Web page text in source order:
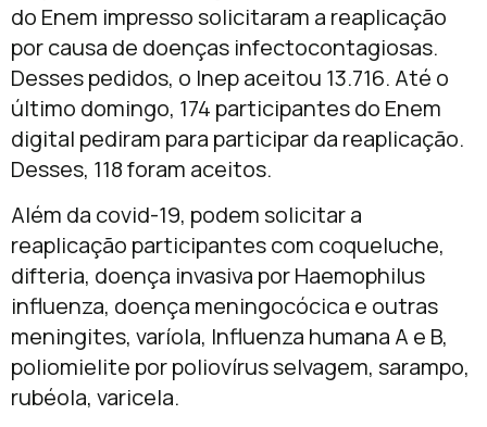
do Enem impresso solicitaram a reaplicação
por causa de doenças infectocontagiosas.
Desses pedidos, o Inep aceitou 13.716. Até o
último domingo, 174 participantes do Enem
digital pediram para participar da reaplicação.
Desses, 118 foram aceitos.
Além da covid-19, podem solicitar a
reaplicação participantes com coqueluche,
difteria, doença invasiva por Haemophilus
influenza, doença meningocócica e outras
meningites, varíola, Influenza humana A e B,
poliomielite por poliovírus selvagem, sarampo,
rubéola, varicela.